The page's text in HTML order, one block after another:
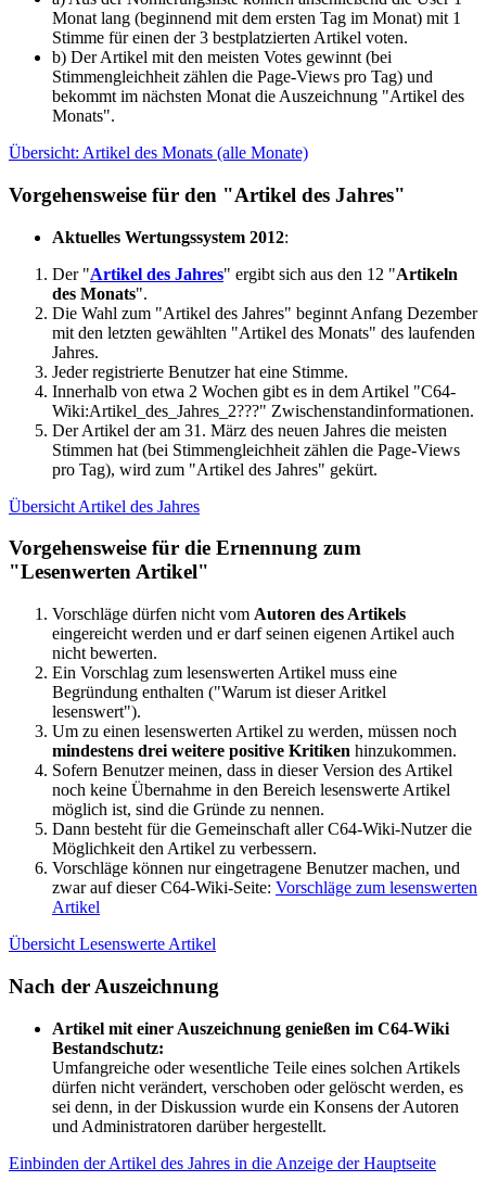
Monat lang (beginnend mit dem ersten Tag im Monat) mit 1
Stimme für einen der 3 bestplatzierten Artikel voten.
b) Der Artikel mit den meisten Votes gewinnt (bei
Stimmengleichheit zählen die Page-Views pro Tag) und
bekommt im nächsten Monat die Auszeichnung "Artikel des
Monats".
Übersicht: Artikel des Monats (alle Monate)
Vorgehensweise für den "Artikel des Jahres"
Aktuelles Wertungssystem 2012:
Der "Artikel des Jahres" ergibt sich aus den 12 "Artikeln
des Monats".
Die Wahl zum "Artikel des Jahres" beginnt Anfang Dezember
mit den letzten gewählten "Artikel des Monats" des laufenden
Jahres.
Jeder registrierte Benutzer hat eine Stimme.
Innerhalb von etwa 2 Wochen gibt es in dem Artikel "C64-
Wiki:Artikel_des_Jahres_2???" Zwischenstandinformationen.
Der Artikel der am 31. März des neuen Jahres die meisten
Stimmen hat (bei Stimmengleichheit zählen die Page-Views
pro Tag), wird zum "Artikel des Jahres" gekürt.
Übersicht Artikel des Jahres
Vorgehensweise für die Ernennung zum
"Lesenwerten Artikel"
Vorschläge dürfen nicht vom Autoren des Artikels
eingereicht werden und er darf seinen eigenen Artikel auch
nicht bewerten.
Ein Vorschlag zum lesenswerten Artikel muss eine
Begründung enthalten ("Warum ist dieser Aritkel
lesenswert").
Um zu einen lesenswerten Artikel zu werden, müssen noch
mindestens drei weitere positive Kritiken hinzukommen.
Sofern Benutzer meinen, dass in dieser Version des Artikel
noch keine Übernahme in den Bereich lesenswerte Artikel
möglich ist, sind die Gründe zu nennen.
Dann besteht für die Gemeinschaft aller C64-Wiki-Nutzer die
Möglichkeit den Artikel zu verbessern.
Vorschläge können nur eingetragene Benutzer machen, und
zwar auf dieser C64-Wiki-Seite: Vorschläge zum lesenswerten
Artikel
Übersicht Lesenswerte Artikel
Nach der Auszeichnung
Artikel mit einer Auszeichnung genießen im C64-Wiki
Bestandschutz:
Umfangreiche oder wesentliche Teile eines solchen Artikels
dürfen nicht verändert, verschoben oder gelöscht werden, es
sei denn, in der Diskussion wurde ein Konsens der Autoren
und Administratoren darüber hergestellt.
Einbinden der Artikel des Jahres in die Anzeige der Hauptseite